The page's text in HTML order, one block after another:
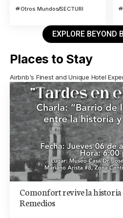
Otros MundosSECTURI
EXPLORE BEYOND
Places to Stay
Airbnb's Finest and Unique Hotel
Comonfort revive la historia
Remedios